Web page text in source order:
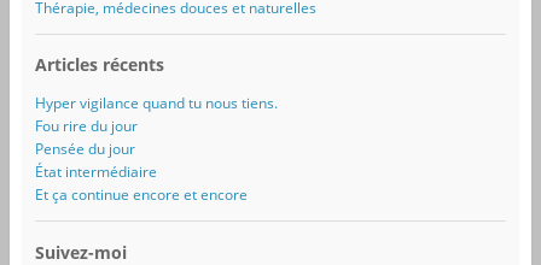
Thérapie, médecines douces et naturelles
Articles récents
Hyper vigilance quand tu nous tiens.
Fou rire du jour
Pensée du jour
État intermédiaire
Et ça continue encore et encore
Suivez-moi